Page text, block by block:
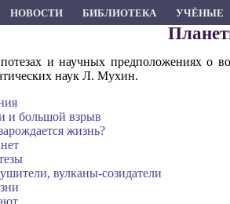
НОВОСТИ БИБЛИОТЕКА УЧЁНЫЕ
и научных предположениях о
наук Л. Мухин.
и большой взрыв
жизнь?
вулканы-созидатели